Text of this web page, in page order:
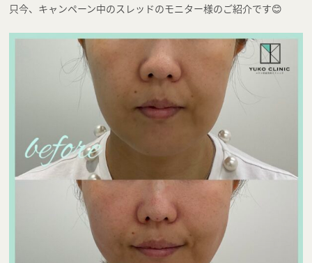
只今、キャンペーン中のスレッドのモニター様のご紹介です😊